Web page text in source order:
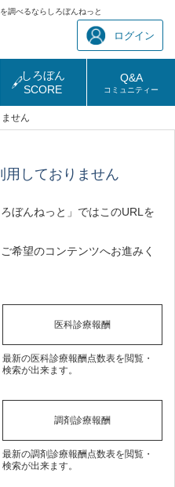
調べるならしろぼんねっと
ログイン
しろぼん
SCORE
Q&A
コミュニティー
せん
用しておりません
ぼんねっと」ではこのURLを
希望のコンテンツへお進みく
医科診療報酬
最新の医科診療報酬点数表を閲覧・
検索が出来ます。
調剤診療報酬
最新の調剤診療報酬点数表を閲覧・
検索が出来ます。